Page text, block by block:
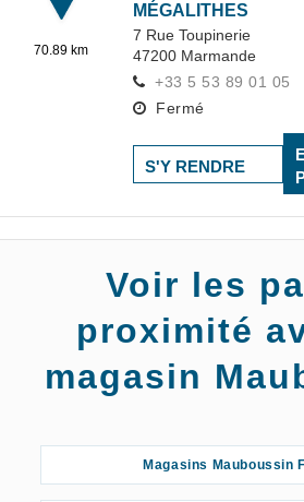
70.89 km
MÉGALITHES
7 Rue Toupinerie
47200 Marmande
+33 5 53 89 01 05
Fermé
S'Y RENDRE
Voir les
proximité
magasin
Magasins Mauboussin